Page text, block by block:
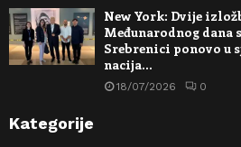
New York: Dvije
Međunarodnog dana
Srebrenici ponovo u
nacija…
18/07/2026 0
Kategorije